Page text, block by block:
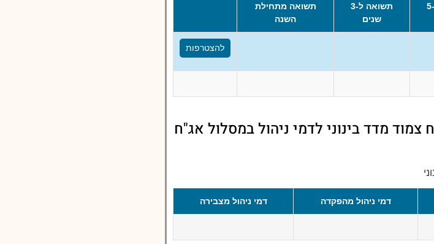
תשואה ל-5
תשואה ל-3
שנים
תשואה מתחילת
השנה
להצטרפות
מדד בינוני לדמי ניהול במסלול אג"ח
דמי ניהול מהפקדה דמי ניהול מצבירה